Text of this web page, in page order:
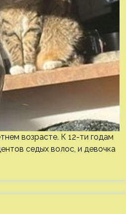
возрасте. К 12-ти годам
седых волос, и девочка